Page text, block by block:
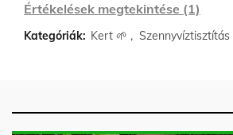
Értékelések megtekintése (1)
Kategóriák: Kert 🌱 , Szennyvíztisztítás